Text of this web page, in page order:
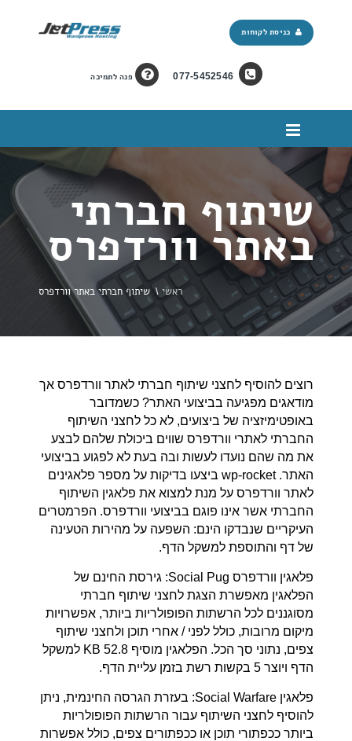
077-5452546 פנה לתמיכה
כניסת לקוחות
שיתוף חברתי
באתר וורדפרס
ראשי \ שיתוף חברתי באתר וורדפרס
רוצים להוסיף לחצני שיתוף חברתי לאתר וורדפרס אך
מודאגים מפגיעה בביצועי האתר? כשמדובר
באופטימיזציה של ביצועים, לא כל לחצני השיתוף
החברתי לאתרי וורדפרס שווים ביכולת שלהם לבצע
את מה שהם נועדו לעשות ובה בעת לא לפגוע בביצועי
האתר. wp-rocket ביצעו בדיקות על מספר פלאגינים
לאתר וורדפרס על מנת למצוא את פלאגין השיתוף
החברתי אשר אינו פוגם בביצועי וורדפרס. הפרמטרים
העיקריים שנבדקו הינם: השפעה על מהירות הטעינה
של דף והתוספת למשקל הדף.
פלאגין וורדפרס Social Pug: גירסת החינם של
הפלאגין מאפשרת הצגת לחצני שיתוף חברתי
מסוגננים לכל הרשתות הפופולריות ביותר, אפשרויות
מיקום מרובות, כולל לפני / אחרי תוכן ולחצני שיתוף
צפים, נתוני סך הכל. הפלאגין מוסיף 52.8 KB למשקל
הדף ויוצר 5 בקשות רשת בזמן עליית הדף.
פלאגין Social Warfare: בעזרת הגרסה החינמית, ניתן
להוסיף לחצני השיתוף עבור הרשתות הפופולריות
ביותר ככפתורי תוכן או ככפתורים צפים, כולל אפשרות